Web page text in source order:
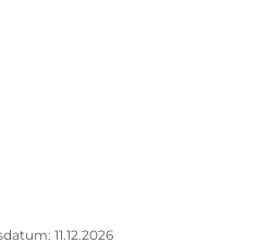
11.12.2026